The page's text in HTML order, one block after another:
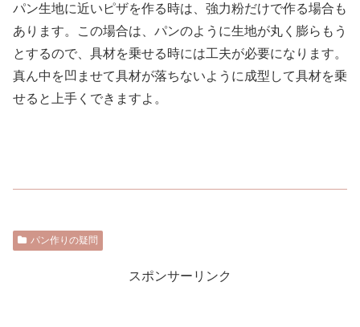
パン生地に近いピザを作る時は、強力粉だけで作る場合も
あります。この場合は、パンのように生地が丸く膨らもう
とするので、具材を乗せる時には工夫が必要になります。
真ん中を凹ませて具材が落ちないように成型して具材を乗
せると上手くできますよ。
パン作りの疑問
スポンサーリンク